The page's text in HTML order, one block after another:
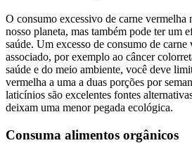
O consumo excessivo de carne vermelha
nosso planeta, mas também pode ter um
saúde. Um excesso de consumo de carne
associado, por exemplo ao câncer
saúde e do meio ambiente, você deve
vermelha a uma a duas porções por
laticínios são excelentes fontes
deixam uma menor pegada ecológica.
Consuma alimentos orgânicos